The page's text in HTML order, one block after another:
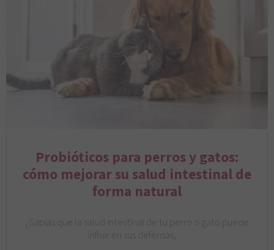
Probióticos para perros y gatos:
cómo mejorar su salud intestinal de
forma natural
¿Sabías que la salud intestinal de tu perro o gato puede
influir en sus defensas,…